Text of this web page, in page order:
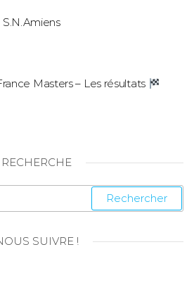
S.N.Amiens
Masters – Les résultats
RECHERCHE
SUIVRE !